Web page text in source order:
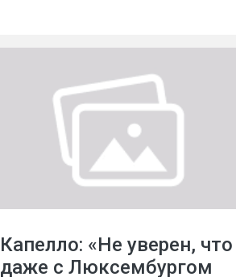
Капелло: «Не уверен, что
даже с Люксембургом